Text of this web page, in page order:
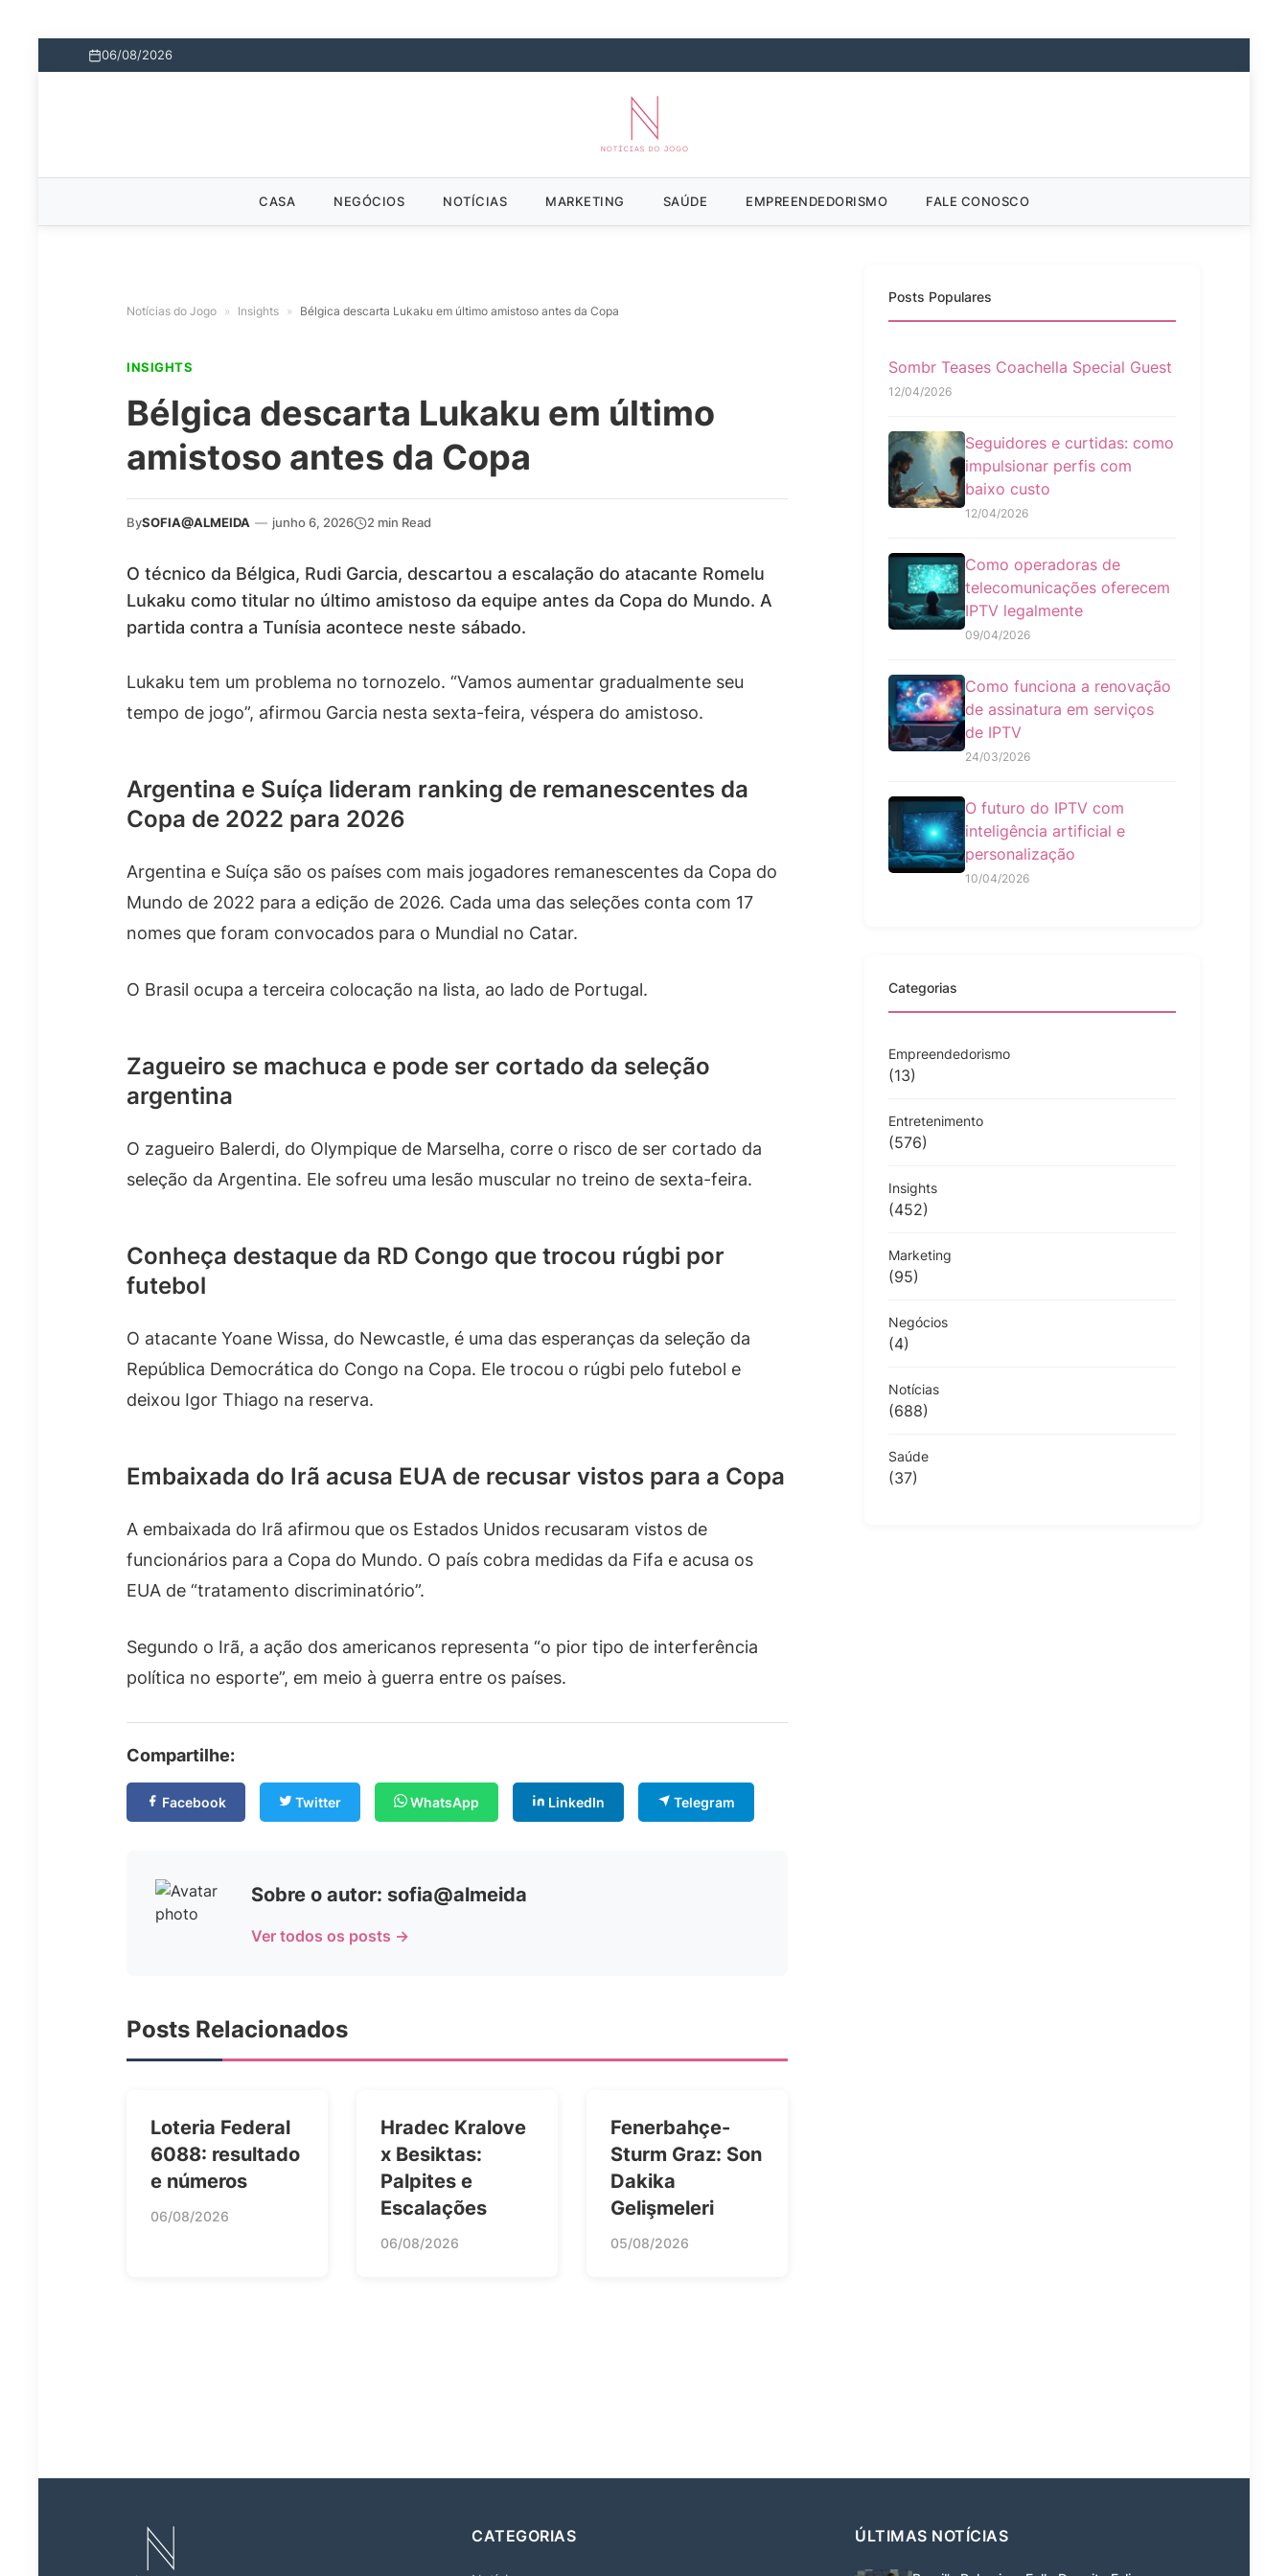
06/08/2026
CASA NEGÓCIOS NOTÍCIAS MARKETING SAÚDE EMPREENDEDORISMO FALE CONOSCO
Notícias do Jogo » Insights » Bélgica descarta Lukaku em último amistoso antes da Copa
INSIGHTS
Bélgica descarta Lukaku em último
amistoso antes da Copa
BySOFIA@ALMEIDA — junho 6, 2026 2 min Read
O técnico da Bélgica, Rudi Garcia, descartou a escalação do atacante Romelu
Lukaku como titular no último amistoso da equipe antes da Copa do Mundo. A
partida contra a Tunísia acontece neste sábado.
Lukaku tem um problema no tornozelo. “Vamos aumentar gradualmente seu
tempo de jogo”, afirmou Garcia nesta sexta-feira, véspera do amistoso.
Argentina e Suíça lideram ranking de remanescentes da
Copa de 2022 para 2026
Argentina e Suíça são os países com mais jogadores remanescentes da Copa do
Mundo de 2022 para a edição de 2026. Cada uma das seleções conta com 17
nomes que foram convocados para o Mundial no Catar.
O Brasil ocupa a terceira colocação na lista, ao lado de Portugal.
Zagueiro se machuca e pode ser cortado da seleção
argentina
O zagueiro Balerdi, do Olympique de Marselha, corre o risco de ser cortado da
seleção da Argentina. Ele sofreu uma lesão muscular no treino de sexta-feira.
Conheça destaque da RD Congo que trocou rúgbi por
futebol
O atacante Yoane Wissa, do Newcastle, é uma das esperanças da seleção da
República Democrática do Congo na Copa. Ele trocou o rúgbi pelo futebol e
deixou Igor Thiago na reserva.
Embaixada do Irã acusa EUA de recusar vistos para a Copa
A embaixada do Irã afirmou que os Estados Unidos recusaram vistos de
funcionários para a Copa do Mundo. O país cobra medidas da Fifa e acusa os
EUA de “tratamento discriminatório”.
Segundo o Irã, a ação dos americanos representa “o pior tipo de interferência
política no esporte”, em meio à guerra entre os países.
Compartilhe:
Facebook Twitter WhatsApp LinkedIn Telegram
Sobre o autor: sofia@almeida
Ver todos os posts →
Posts Relacionados
Loteria Federal
6088: resultado
e números
06/08/2026
Hradec Kralove
x Besiktas:
Palpites e
Escalações
06/08/2026
Fenerbahçe-
Sturm Graz: Son
Dakika
Gelişmeleri
05/08/2026
Posts Populares
Sombr Teases Coachella Special Guest
12/04/2026
Seguidores e curtidas: como
impulsionar perfis com
baixo custo
12/04/2026
Como operadoras de
telecomunicações oferecem
IPTV legalmente
09/04/2026
Como funciona a renovação
de assinatura em serviços
de IPTV
24/03/2026
O futuro do IPTV com
inteligência artificial e
personalização
10/04/2026
Categorias
Empreendedorismo
(13)
Entretenimento
(576)
Insights
(452)
Marketing
(95)
Negócios
(4)
Notícias
(688)
Saúde
(37)
CATEGORIAS ÚLTIMAS NOTÍCIAS